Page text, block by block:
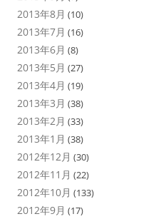
2013年8月 (10)
2013年7月 (16)
2013年6月 (8)
2013年5月 (27)
2013年4月 (19)
2013年3月 (38)
2013年2月 (33)
2013年1月 (38)
2012年12月 (30)
2012年11月 (22)
2012年10月 (133)
2012年9月 (17)